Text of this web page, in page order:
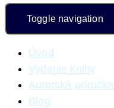
Toggle navigation
Úvod
Vydanie knihy
Autorská príručka
Blog